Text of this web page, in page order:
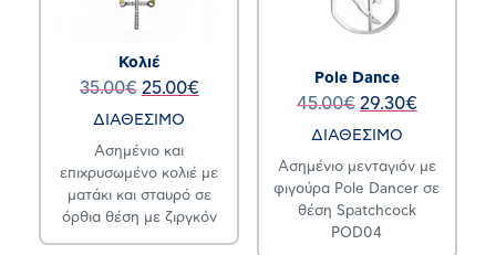
Κολιέ
35.00€ 25.00€
ΔΙΑΘΕΣΙΜΟ
Ασημένιο και
επιχρυσωμένο κολιέ με
ματάκι και σταυρό σε
όρθια θέση με ζιργκόν
Pole Dance
45.00€ 29.30€
ΔΙΑΘΕΣΙΜΟ
Ασημένιο μενταγιόν με
φιγούρα Pole Dancer σε
θέση Spatchcock
POD04